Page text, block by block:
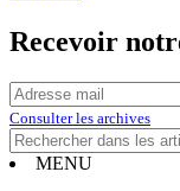
Recevoir
Consulter les archives
MENU